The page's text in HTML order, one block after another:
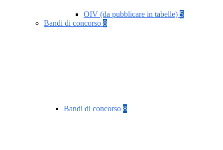
OIV (da pubblicare in tabelle) 5
Bandi di concorso 8
Bandi di concorso 8